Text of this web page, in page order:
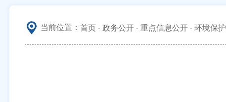
当前位置： 首页 政务公开 重点信息公开 环境保护